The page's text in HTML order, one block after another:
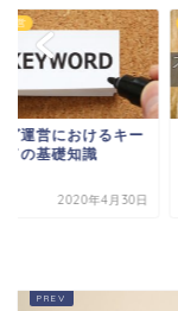
運営
グ運営におけるキー
ドの基礎知識
2020年4月30日